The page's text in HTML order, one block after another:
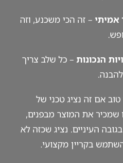
אמיתי– זה הכי משכנע, וזה
הנכונות– כל שלב צריך
אם זה נציג טכני של
את המוצר מבפנים,
העיניים. נציג שכזה לא
בקריין מקצועי.